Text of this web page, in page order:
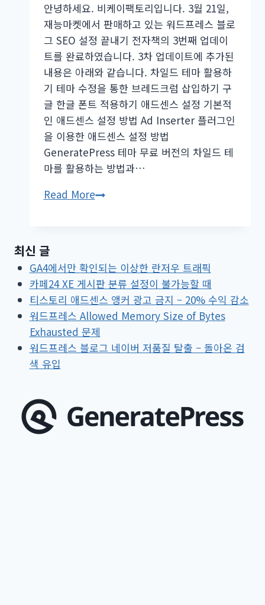
트
시
작
합
니
다.
안녕하세요. 비케이팩토리입니다. 3월 21일,
재능마켓에서 판매하고 있는 워드프레스 블로
그 SEO 설정 끝내기 전자책의 3번째 업데이
트를 완료하였습니다. 3차 업데이트에 추가된
내용은 아래와 같습니다. 차일드 테마 활용하
기 테마 수정을 통한 브레드크럼 삽입하기 구
글 한글 폰트 적용하기 애드센스 설정 기본적
인 애드센스 설정 방법 Ad Inserter 플러그인
을 이용한 애드센스 설정 방법
GeneratePress 테마 무료 버전의 차일드 테
마를 활용하는 방법과…
Read More워
블
로
그
SEO
설
정
3
최신 글
GA4에서만 확인되는 이상한 란저우 트래픽
카페24 XE 게시판 분류 설정이 불가능할 때
티스토리 애드센스 앵커 광고 금지 – 20% 수익 감소
워드프레스 Allowed Memory Size of Bytes
Exhausted 문제
워드프레스 블로그 네이버 저품질 탈출 – 돌아온 검
색 유입